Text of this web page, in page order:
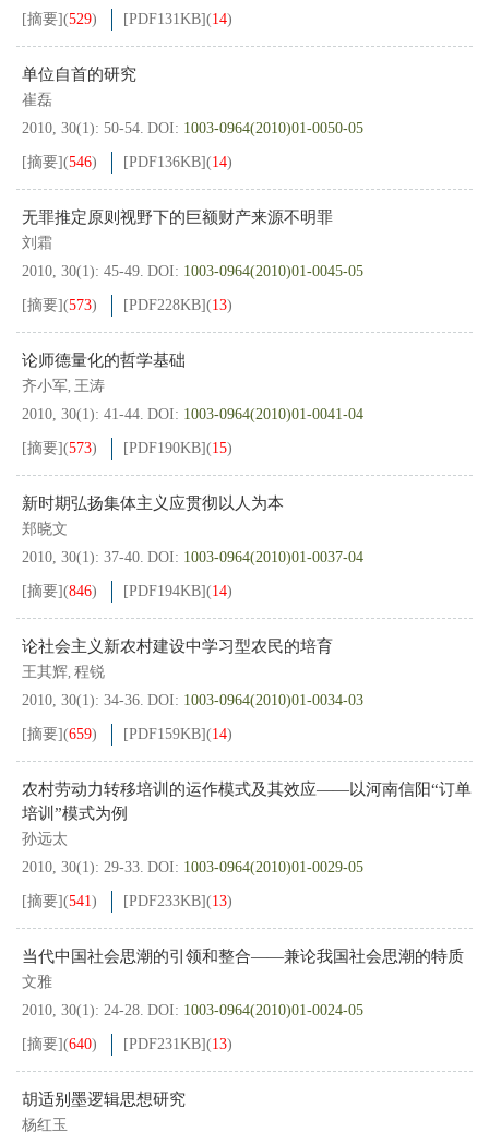
[摘要](529) [PDF131KB](14)
单位自首的研究
崔磊
2010, 30(1): 50-54. DOI: 1003-0964(2010)01-0050-05
[摘要](546) [PDF136KB](14)
无罪推定原则视野下的巨额财产来源不明罪
刘霜
2010, 30(1): 45-49. DOI: 1003-0964(2010)01-0045-05
[摘要](573) [PDF228KB](13)
论师德量化的哲学基础
齐小军, 王涛
2010, 30(1): 41-44. DOI: 1003-0964(2010)01-0041-04
[摘要](573) [PDF190KB](15)
新时期弘扬集体主义应贯彻以人为本
郑晓文
2010, 30(1): 37-40. DOI: 1003-0964(2010)01-0037-04
[摘要](846) [PDF194KB](14)
论社会主义新农村建设中学习型农民的培育
王其辉, 程锐
2010, 30(1): 34-36. DOI: 1003-0964(2010)01-0034-03
[摘要](659) [PDF159KB](14)
农村劳动力转移培训的运作模式及其效应——以河南信阳“订单
培训”模式为例
孙远太
2010, 30(1): 29-33. DOI: 1003-0964(2010)01-0029-05
[摘要](541) [PDF233KB](13)
当代中国社会思潮的引领和整合——兼论我国社会思潮的特质
文雅
2010, 30(1): 24-28. DOI: 1003-0964(2010)01-0024-05
[摘要](640) [PDF231KB](13)
胡适别墨逻辑思想研究
杨红玉